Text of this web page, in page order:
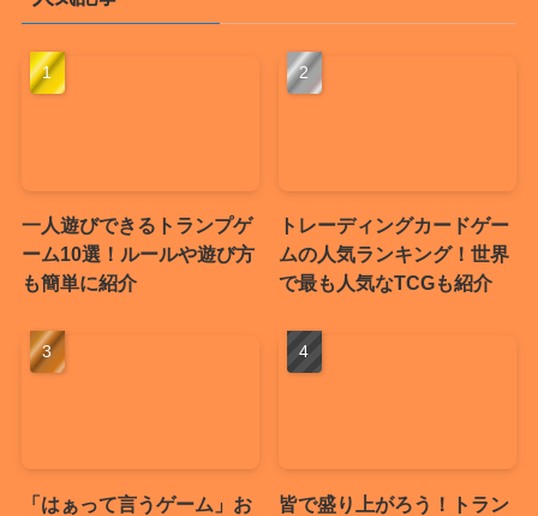
一人遊びできるトランプゲ
ーム10選！ルールや遊び方
も簡単に紹介
トレーディングカードゲー
ムの人気ランキング！世界
で最も人気なTCGも紹介
「はぁって言うゲーム」お
皆で盛り上がろう！トラン